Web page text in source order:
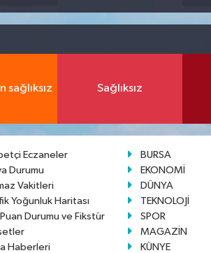
sağlıksız Sağlıksız
Eczaneler
Durumu
Vakitleri
Yoğunluk Haritası
Durumu ve Fikstür
Haberleri
BURSA
EKONOMİ
DÜNYA
TEKNOLOJİ
SPOR
MAGAZİN
KÜNYE